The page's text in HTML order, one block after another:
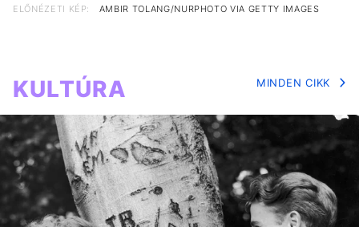
ELŐNÉZETI KÉP:
AMBIR TOLANG/NURPHOTO VIA GETTY IMAGES
KULTÚRA MINDEN CIKK